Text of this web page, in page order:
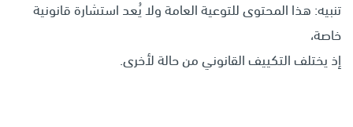
تنبيه: هذا المحتوى للتوعية العامة ولا يُعد استشارة قانونية
خاصة،
إذ يختلف التكييف القانوني من حالة لأخرى.